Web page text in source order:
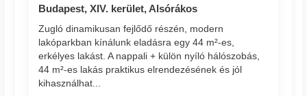
Budapest, XIV. kerület, Alsórákos
Zugló dinamikusan fejlődő részén, modern
lakóparkban kínálunk eladásra egy 44 m²-es,
erkélyes lakást. A nappali + külön nyíló hálószobás,
44 m²-es lakás praktikus elrendezésének és jól
kihasználhat...